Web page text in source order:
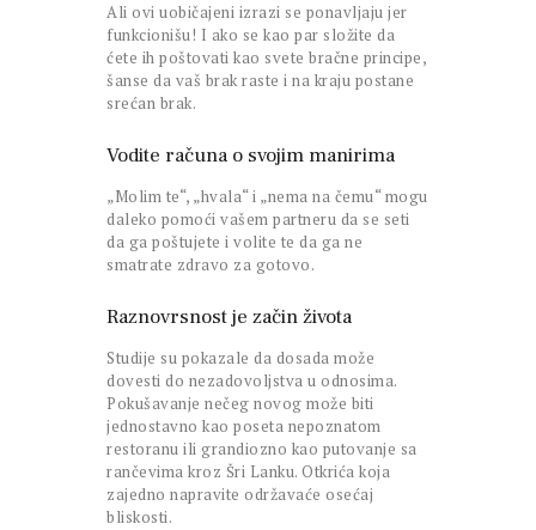
Ali ovi uobičajeni izrazi se ponavljaju jer
funkcionišu! I ako se kao par složite da
ćete ih poštovati kao svete bračne principe,
šanse da vaš brak raste i na kraju postane
srećan brak.
Vodite računa o svojim manirima
„Molim te“, „hvala“ i „nema na čemu“ mogu
daleko pomoći vašem partneru da se seti
da ga poštujete i volite te da ga ne
smatrate zdravo za gotovo.
Raznovrsnost je začin života
Studije su pokazale da dosada može
dovesti do nezadovoljstva u odnosima.
Pokušavanje nečeg novog može biti
jednostavno kao poseta nepoznatom
restoranu ili grandiozno kao putovanje sa
rančevima kroz Šri Lanku. Otkrića koja
zajedno napravite održavaće osećaj
bliskosti.